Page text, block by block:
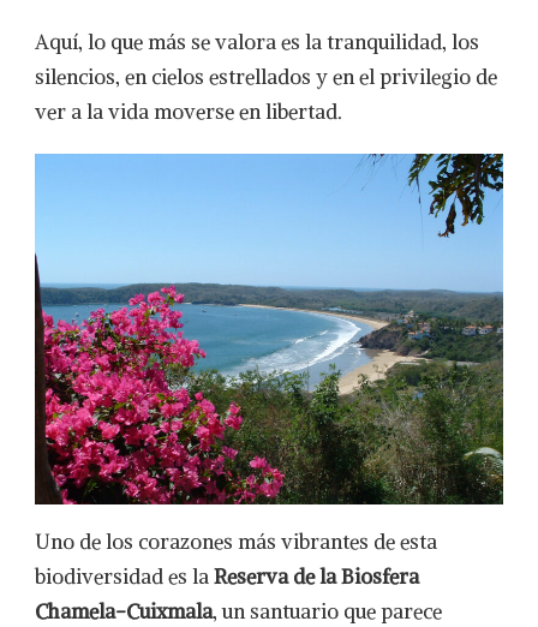
Aquí, lo que más se valora es la tranquilidad, los
silencios, en cielos estrellados y en el privilegio de
ver a la vida moverse en libertad.
Uno de los corazones más vibrantes de esta
biodiversidad es laReserva de la Biosfera
Chamela-Cuixmala, un santuario que parece